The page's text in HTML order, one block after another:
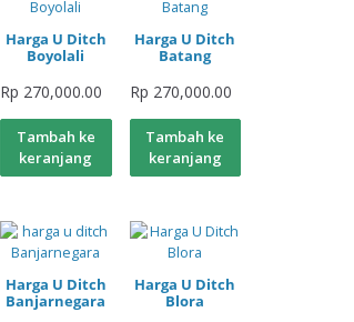
Harga U Ditch
Boyolali
Rp 270,000.00
Tambah ke
keranjang
Harga U Ditch
Batang
Rp 270,000.00
Tambah ke
keranjang
Harga U Ditch
Banjarnegara
Harga U Ditch
Blora